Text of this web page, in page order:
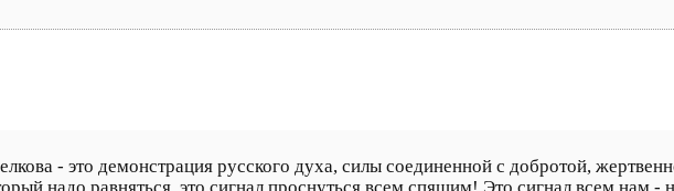
- это демонстрация русского духа, силы соединенной с добротой,